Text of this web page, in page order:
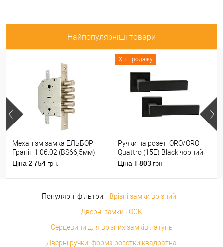
Найпопулярніші товари
Механізм замка ЕЛЬБОР
Граніт 1.06.02 (BS66,5мм)
(н)
Ціна 2 754 грн.
Хіт продажу
Ручки на розеті ORO/ORO
Quattro (15E) Black чорний
матовий
Ціна 1 803 грн.
Популярні фільтри:
Врізні замки врізний
Дверні замки LOCK
Серцевини для врізних замків латунь
Дверні ручки, форма розетки квадратна